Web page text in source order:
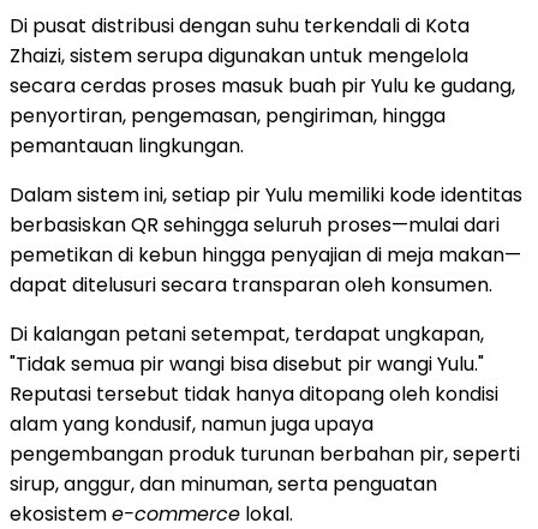
Di pusat distribusi dengan suhu terkendali di Kota
Zhaizi, sistem serupa digunakan untuk mengelola
secara cerdas proses masuk buah pir Yulu ke gudang,
penyortiran, pengemasan, pengiriman, hingga
pemantauan lingkungan.
Dalam sistem ini, setiap pir Yulu memiliki kode identitas
berbasiskan QR sehingga seluruh proses—mulai dari
pemetikan di kebun hingga penyajian di meja makan—
dapat ditelusuri secara transparan oleh konsumen.
Di kalangan petani setempat, terdapat ungkapan,
"Tidak semua pir wangi bisa disebut pir wangi Yulu."
Reputasi tersebut tidak hanya ditopang oleh kondisi
alam yang kondusif, namun juga upaya
pengembangan produk turunan berbahan pir, seperti
sirup, anggur, dan minuman, serta penguatan
ekosisteme-commerce lokal.